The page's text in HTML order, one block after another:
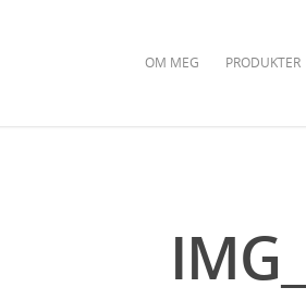
OM MEG PRODUKTER